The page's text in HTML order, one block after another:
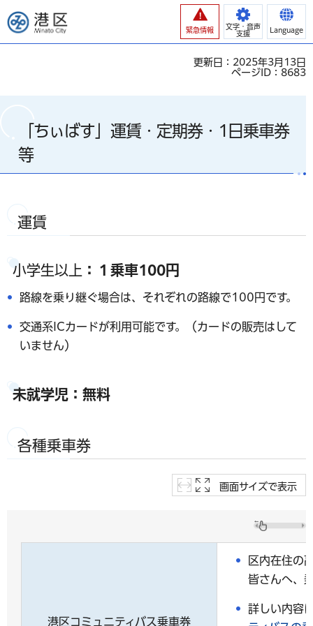
港区
緊急情報
文字・音声
支援
Language
更新日：2025年3月13日
ページID：8683
「ちぃばす」運賃・定期券・1日乗車券
等
運賃
小学生以上 ：１乗車100円
路線を乗り継ぐ場合は、それぞれの路線で100円です。
交通系ICカードが利用可能です。（カードの販売はして
いません）
未就学児：無料
各種乗車券
画面サイズで表示
港区コミュニティバス乗車券
区内在住の
皆さんへ、
詳しい内容